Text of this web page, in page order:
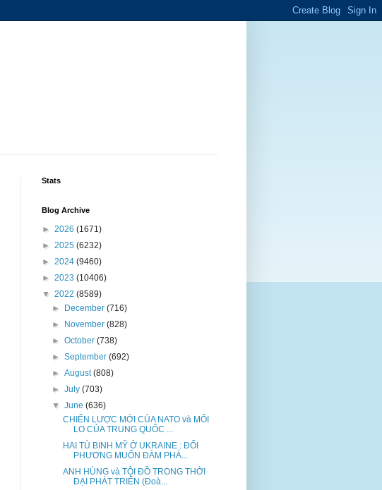
Stats
Blog Archive
► 2026 (1671)
► 2025 (6232)
► 2024 (9460)
► 2023 (10406)
▼ 2022 (8589)
►
December(716)
►
November(828)
►October(738)
►September(692)
►August(808)
►July(703)
▼June(636)
CHIẾN LƯỢC MỚI CỦA NATO và MỐI
LO CỦA TRUNG QUỐC ...
HAI TÙ BINH MỸ Ở UKRAINE : ĐỐI
PHƯƠNG MUỐN ĐÀM PHÁ...
ANH HÙNG và TỘI ĐỒ TRONG THỜI
ĐẠI PHÁT TRIỂN (Đoà...